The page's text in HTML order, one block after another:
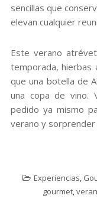
sencillas que
elevan cualquier
Este verano
temporada, hierbas
que una botella de
una copa de vino.
pedido ya mismo
verano y sorprender
Experiencias,
gourmet,